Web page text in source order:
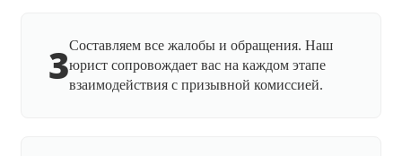
3Составляем все жалобы и обращения. Наш
юрист сопровождает вас на каждом этапе
взаимодействия с призывной комиссией.